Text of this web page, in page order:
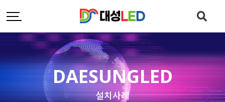
DAESUNGLED
설치사례